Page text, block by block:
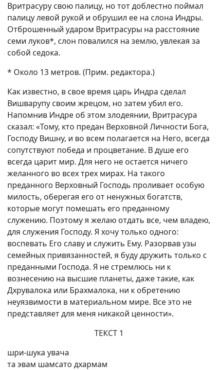
Вритрасуру свою палицу, но тот доблестно поймал
палицу левой рукой и обрушил ее на слона Индры.
Отброшенный ударом Вритрасуры на расстояние
семи луков*, слон повалился на землю, увлекая за
собой седока.
* Около 13 метров. (Прим. редактора.)
Как известно, в свое время царь Индра сделал
Вишварупу своим жрецом, но затем убил его.
Напомнив Индре об этом злодеянии, Вритрасура
сказал: «Тому, кто предан Верховной Личности Бога,
Господу Вишну, и во всем полагается на Него, всегда
сопутствуют победа и процветание. В душе его
всегда царит мир. Для него не остается ничего
желанного во всех трех мирах. На такого
преданного Верховный Господь проливает особую
милость, оберегая его от ненужных богатств,
которые могут помешать его преданному
служению. Поэтому я желаю отдать все, чем владею,
для служения Господу. Я хочу только одного:
воспевать Его славу и служить Ему. Разорвав узы
семейных привязанностей, я буду дружить только с
преданными Господа. Я не стремлюсь ни к
вознесению на высшие планеты, даже такие, как
Дхрувалока или Брахмалока, ни к обретению
неуязвимости в материальном мире. Все это не
представляет для меня никакой ценности».
ТЕКСТ 1
шри-шука увача
та эвам шамсато дхармам